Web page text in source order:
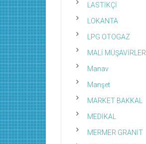
LASTİKÇİ
LOKANTA
LPG OTOGAZ
MALİ MÜŞAVİRLER
Manav
Manşet
MARKET BAKKAL
MEDİKAL
MERMER GRANİT